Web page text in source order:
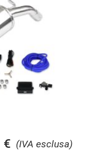
(IVA esclusa)
€